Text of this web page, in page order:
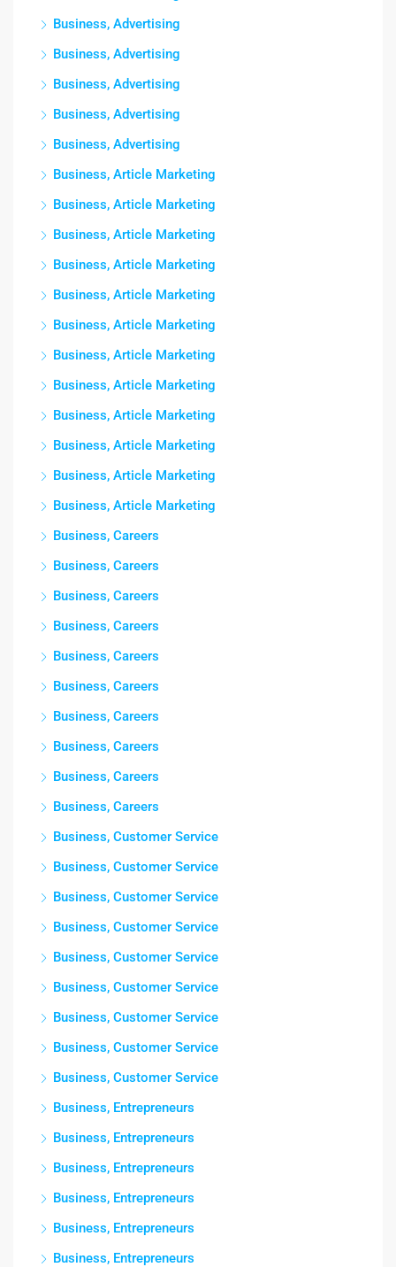
Business, Advertising
Business, Advertising
Business, Advertising
Business, Advertising
Business, Advertising
Business, Article Marketing
Business, Article Marketing
Business, Article Marketing
Business, Article Marketing
Business, Article Marketing
Business, Article Marketing
Business, Article Marketing
Business, Article Marketing
Business, Article Marketing
Business, Article Marketing
Business, Article Marketing
Business, Article Marketing
Business, Careers
Business, Careers
Business, Careers
Business, Careers
Business, Careers
Business, Careers
Business, Careers
Business, Careers
Business, Careers
Business, Careers
Business, Customer Service
Business, Customer Service
Business, Customer Service
Business, Customer Service
Business, Customer Service
Business, Customer Service
Business, Customer Service
Business, Customer Service
Business, Customer Service
Business, Entrepreneurs
Business, Entrepreneurs
Business, Entrepreneurs
Business, Entrepreneurs
Business, Entrepreneurs
Business, Entrepreneurs